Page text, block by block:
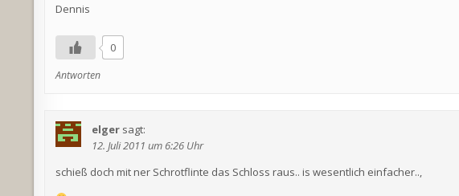
Dennis
0
Antworten
elger sagt:
12. Juli 2011 um 6:26 Uhr
schieß doch mit ner Schrotflinte das Schloss raus.. is wesentlich einfacher..,